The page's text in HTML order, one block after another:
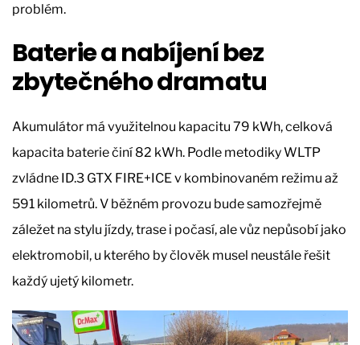
problém.
Baterie a nabíjení bez
zbytečného dramatu
Akumulátor má využitelnou kapacitu 79 kWh, celková
kapacita baterie činí 82 kWh. Podle metodiky WLTP
zvládne ID.3 GTX FIRE+ICE v kombinovaném režimu až
591 kilometrů. V běžném provozu bude samozřejmě
záležet na stylu jízdy, trase i počasí, ale vůz nepůsobí jako
elektromobil, u kterého by člověk musel neustále řešit
každý ujetý kilometr.